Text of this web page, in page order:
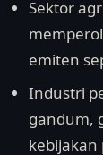
Sektor
emiten
Industri
gandum,